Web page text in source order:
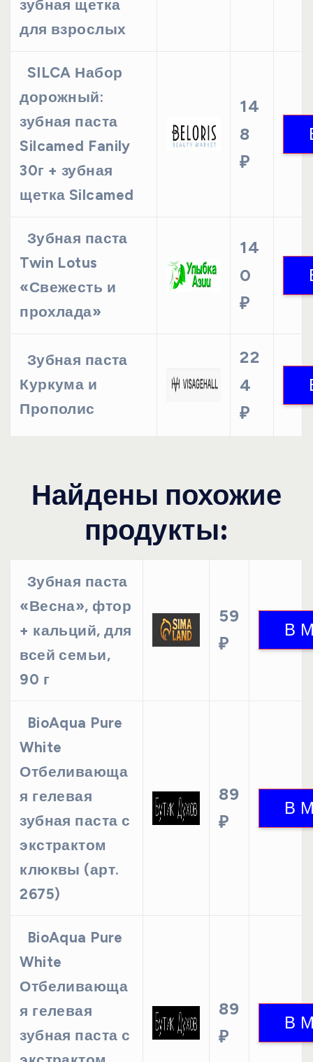
зубная щетка
для взрослых
SILCA Набор
дорожный:
зубная паста
Silcamed Fanily
30г + зубная
щетка Silcamed
14
8
₽
Зубная паста
Twin Lotus
«Свежесть и
прохлада»
14
0
₽
Зубная паста
Куркума и
Прополис
22
4
₽
Найдены похожие
продукты:
Зубная паста
«Весна», фтор
+ кальций, для
всей семьи,
90 г
59
₽
BioAqua Pure
White
Отбеливающа
я гелевая
зубная паста с
экстрактом
клюквы (арт.
2675)
89
₽
BioAqua Pure
White
Отбеливающа
я гелевая
зубная паста с
89
₽